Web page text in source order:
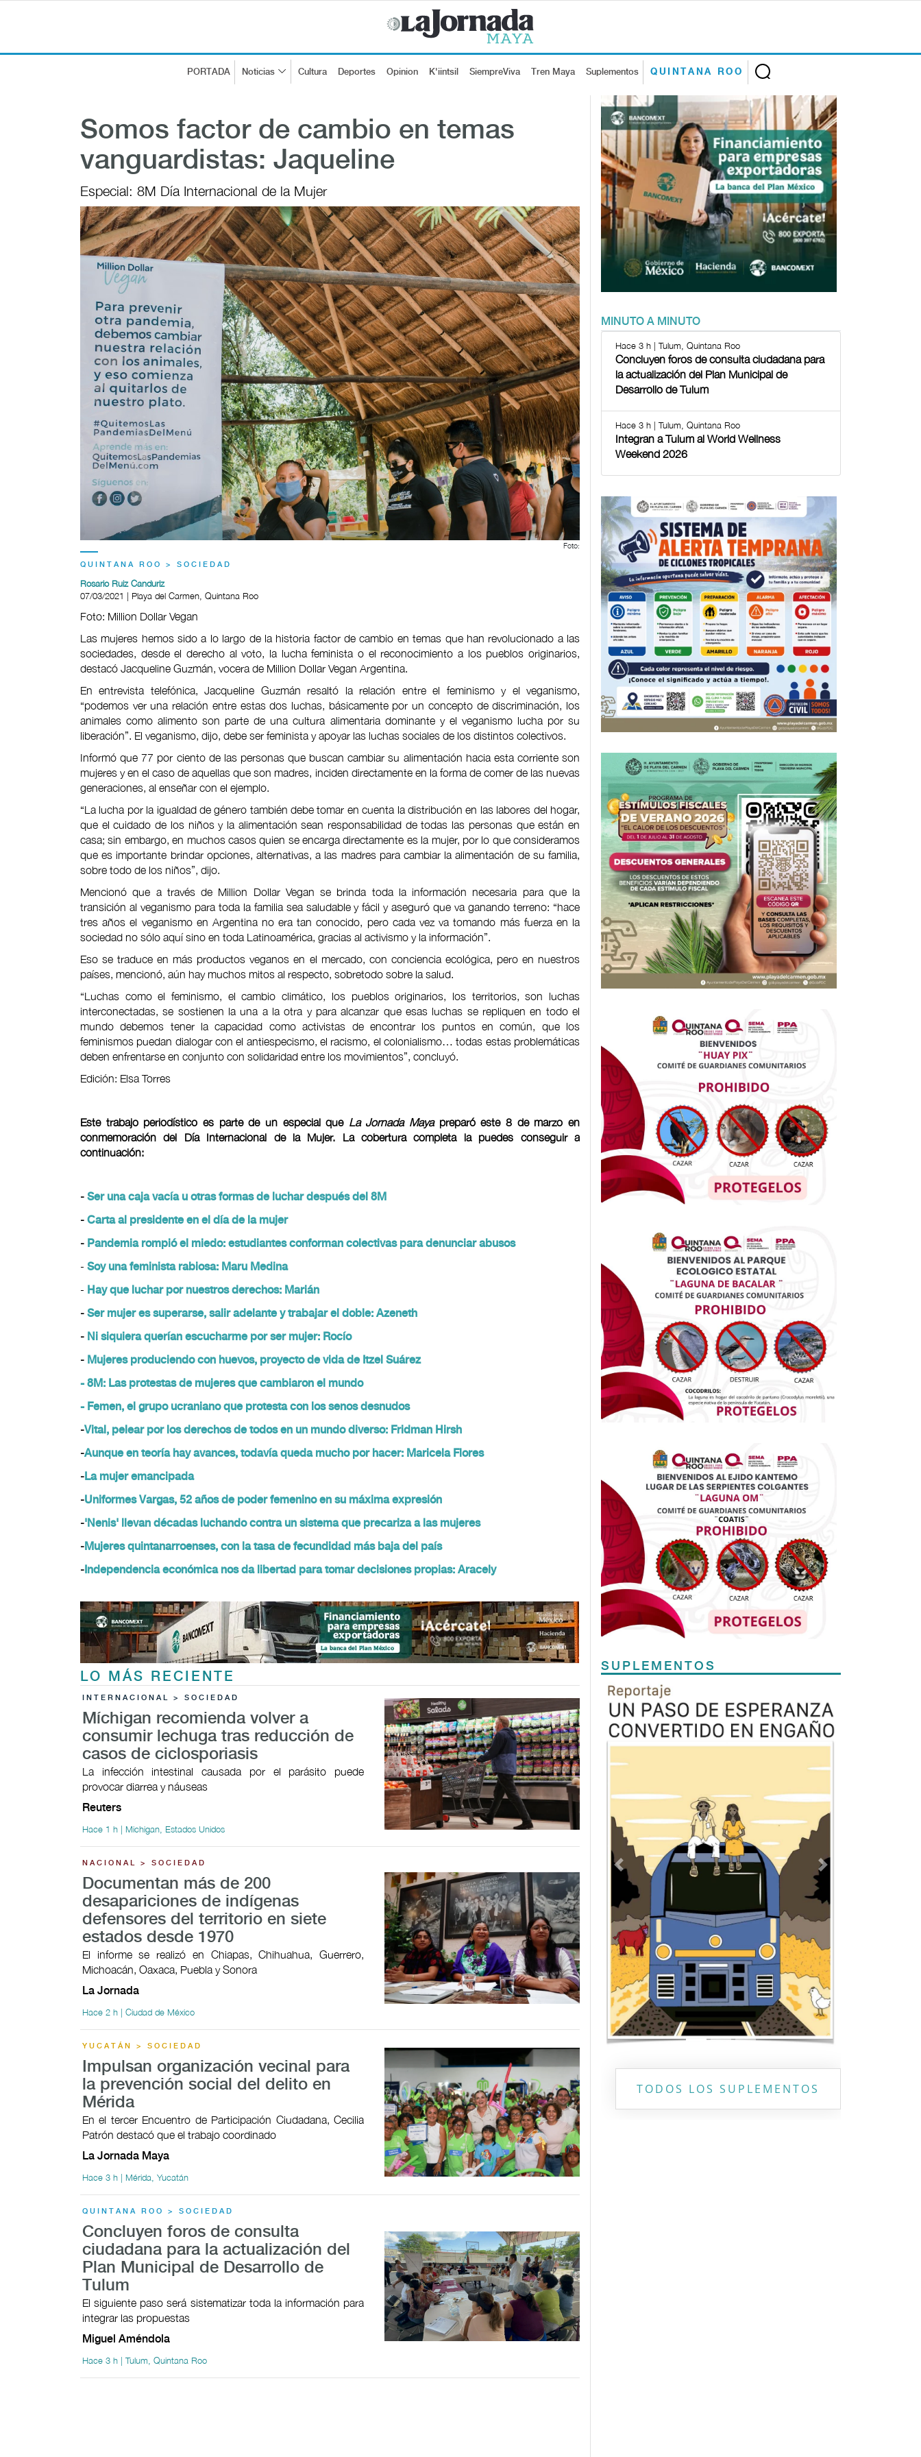
PORTADA Noticias Cultura Deportes Opinion K'iintsil SiempreViva Tren Maya Suplementos QUINTANA ROO
Somos factor de cambio en temas
vanguardistas: Jaqueline
Especial: 8M Día Internacional de la Mujer
Foto:
QUINTANA ROO > SOCIEDAD
Rosario Ruiz Canduriz
07/03/2021 | Playa del Carmen, Quintana Roo
Foto: Million Dollar Vegan
Las mujeres hemos sido a lo largo de la historia factor de cambio en temas que han revolucionado a las
sociedades, desde el derecho al voto, la lucha feminista o el reconocimiento a los pueblos originarios,
destacó Jacqueline Guzmán, vocera de Million Dollar Vegan Argentina.
En entrevista telefónica, Jacqueline Guzmán resaltó la relación entre el feminismo y el veganismo,
“podemos ver una relación entre estas dos luchas, básicamente por un concepto de discriminación, los
animales como alimento son parte de una cultura alimentaria dominante y el veganismo lucha por su
liberación”. El veganismo, dijo, debe ser feminista y apoyar las luchas sociales de los distintos colectivos.
Informó que 77 por ciento de las personas que buscan cambiar su alimentación hacia esta corriente son
mujeres y en el caso de aquellas que son madres, inciden directamente en la forma de comer de las nuevas
generaciones, al enseñar con el ejemplo.
“La lucha por la igualdad de género también debe tomar en cuenta la distribución en las labores del hogar,
que el cuidado de los niños y la alimentación sean responsabilidad de todas las personas que están en
casa; sin embargo, en muchos casos quien se encarga directamente es la mujer, por lo que consideramos
que es importante brindar opciones, alternativas, a las madres para cambiar la alimentación de su familia,
sobre todo de los niños”, dijo.
Mencionó que a través de Million Dollar Vegan se brinda toda la información necesaria para que la
transición al veganismo para toda la familia sea saludable y fácil y aseguró que va ganando terreno: “hace
tres años el veganismo en Argentina no era tan conocido, pero cada vez va tomando más fuerza en la
sociedad no sólo aquí sino en toda Latinoamérica, gracias al activismo y la información”.
Eso se traduce en más productos veganos en el mercado, con conciencia ecológica, pero en nuestros
países, mencionó, aún hay muchos mitos al respecto, sobretodo sobre la salud.
“Luchas como el feminismo, el cambio climático, los pueblos originarios, los territorios, son luchas
interconectadas, se sostienen la una a la otra y para alcanzar que esas luchas se repliquen en todo el
mundo debemos tener la capacidad como activistas de encontrar los puntos en común, que los
feminismos puedan dialogar con el antiespecismo, el racismo, el colonialismo… todas estas problemáticas
deben enfrentarse en conjunto con solidaridad entre los movimientos”, concluyó.
Edición: Elsa Torres
Este trabajo periodístico es parte de un especial que La Jornada Mayapreparó este 8 de marzo en
conmemoración del Día Internacional de la Mujer. La cobertura completa la puedes conseguir a
continuación:
- Ser una caja vacía u otras formas de luchar después del 8M
- Carta al presidente en el día de la mujer
- Pandemia rompió el miedo: estudiantes conforman colectivas para denunciar abusos
- Soy una feminista rabiosa: Maru Medina
- Hay que luchar por nuestros derechos: Marián
- Ser mujer es superarse, salir adelante y trabajar el doble: Azeneth
- Ni siquiera querían escucharme por ser mujer: Rocío
- Mujeres produciendo con huevos, proyecto de vida de Itzel Suárez
- 8M: Las protestas de mujeres que cambiaron el mundo
- Femen, el grupo ucraniano que protesta con los senos desnudos
-Vital, pelear por los derechos de todos en un mundo diverso: Fridman Hirsh
-Aunque en teoría hay avances, todavía queda mucho por hacer: Maricela Flores
-La mujer emancipada
-Uniformes Vargas, 52 años de poder femenino en su máxima expresión
-'Nenis' llevan décadas luchando contra un sistema que precariza a las mujeres
-Mujeres quintanarroenses, con la tasa de fecundidad más baja del país
- Independencia económica nos da libertad para tomar decisiones propias: Aracely
LO MÁS RECIENTE
INTERNACIONAL > SOCIEDAD
Míchigan recomienda volver a
consumir lechuga tras reducción de
casos de ciclosporiasis
La infección intestinal causada por el parásito puede
provocar ​diarrea y náuseas
Reuters
Hace 1 h | Michigan, Estados Unidos
NACIONAL > SOCIEDAD
Documentan más de 200
desapariciones de indígenas
defensores del territorio en siete
estados desde 1970
El informe se realizó en Chiapas, Chihuahua, Guerrero,
Michoacán, Oaxaca, Puebla y Sonora
La Jornada
Hace 2 h | Ciudad de México
YUCATÁN > SOCIEDAD
Impulsan organización vecinal para
la prevención social del delito en
Mérida
En el tercer Encuentro de Participación Ciudadana, Cecilia
Patrón destacó que el trabajo coordinado
La Jornada Maya
Hace 3 h | Mérida, Yucatán
QUINTANA ROO > SOCIEDAD
Concluyen foros de consulta
ciudadana para la actualización del
Plan Municipal de Desarrollo de
Tulum
El siguiente paso será sistematizar toda la información para
integrar las propuestas
Miguel Améndola
Hace 3 h | Tulum, Quintana Roo
MINUTO A MINUTO
Hace 3 h | Tulum, Quintana Roo
Concluyen foros de consulta ciudadana para
la actualización del Plan Municipal de
Desarrollo de Tulum
Hace 3 h | Tulum, Quintana Roo
Integran a Tulum al World Wellness
Weekend 2026
SUPLEMENTOS
Previous
TODOS LOS SUPLEMENTOS